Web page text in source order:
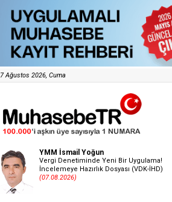
7 Ağustos 2026, Cuma
YMM İsmail Yoğun
Vergi Denetiminde Yeni Bir Uygulama!
İncelemeye Hazırlık Dosyası (VDK-İHD)
(07.08.2026)